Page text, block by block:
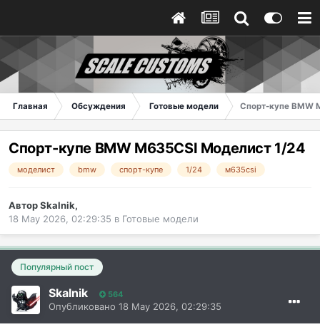
Главная Обсуждения Готовые модели Спорт-купе BMW
Спорт-купе BMW М635CSI Моделист 1/24
моделист bmw спорт-купе 1/24 м635csi
АвторSkalnik,
18 May 2026, 02:29:35 в Готовые модели
Популярный пост
Skalnik 564
Опубликовано 18 May 2026, 02:29:35